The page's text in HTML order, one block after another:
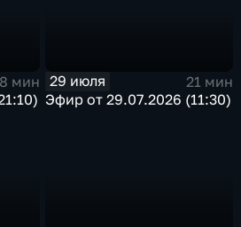
мин
29 июля
21 мин
Эфир от 29.07.2026 (11:30)